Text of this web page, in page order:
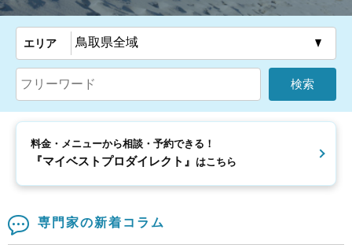
エリア
料金・メニューから相談・予約できる！
『マイベストプロダイレクト』 はこちら
専門家の新着コラム